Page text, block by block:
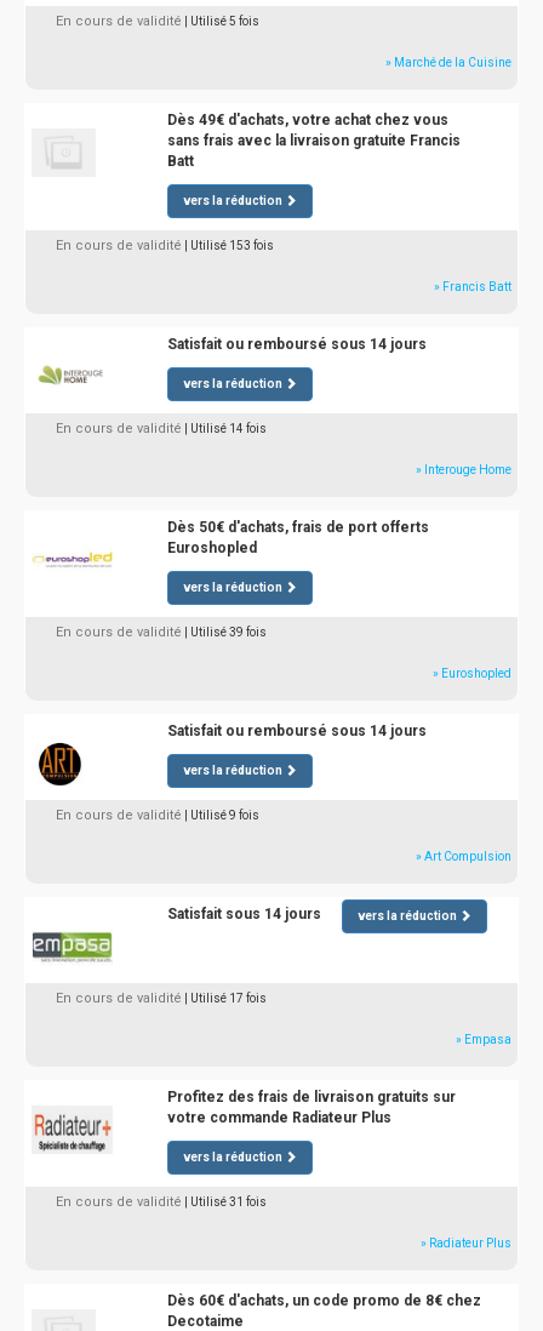
En cours de validité | Utilisé 5 fois
» Marché de la Cuisine
Dès 49€ d'achats, votre achat chez vous
sans frais avec la livraison gratuite Francis
Batt
vers la réduction
En cours de validité | Utilisé 153 fois
» Francis Batt
Satisfait ou remboursé sous 14 jours
vers la réduction
En cours de validité | Utilisé 14 fois
» Interouge Home
Dès 50€ d'achats, frais de port offerts
Euroshopled
vers la réduction
En cours de validité | Utilisé 39 fois
» Euroshopled
Satisfait ou remboursé sous 14 jours
vers la réduction
En cours de validité | Utilisé 9 fois
» Art Compulsion
Satisfait sous 14 jours vers la réduction
En cours de validité | Utilisé 17 fois
» Empasa
Profitez des frais de livraison gratuits sur
votre commande Radiateur Plus
vers la réduction
En cours de validité | Utilisé 31 fois
» Radiateur Plus
Dès 60€ d'achats, un code promo de 8€ chez
Decotaime